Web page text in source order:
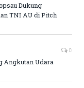
Dukung
TNI AU di Pitch
0
Angkutan Udara